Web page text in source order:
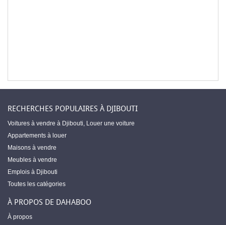
RECHERCHES POPULAIRES À DJIBOUTI
Voitures à vendre à Djibouti, Louer une voiture
Appartements à louer
Maisons à vendre
Meubles à vendre
Emplois à Djibouti
Toutes les catégories
À PROPOS DE DAHABOO
À propos